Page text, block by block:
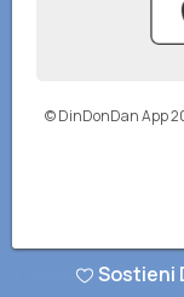
© DinDonDan App
Sostieni